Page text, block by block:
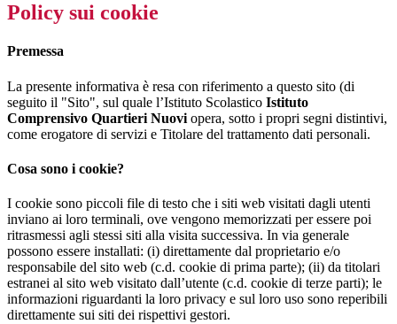
Policy sui cookie
Premessa
La presente informativa è resa con riferimento a questo sito (di
seguito il "Sito", sul quale l’Istituto Scolastico Istituto
Comprensivo Quartieri Nuovi opera, sotto i propri segni distintivi,
come erogatore di servizi e Titolare del trattamento dati personali.
Cosa sono i cookie?
I cookie sono piccoli file di testo che i siti web visitati dagli utenti
inviano ai loro terminali, ove vengono memorizzati per essere poi
ritrasmessi agli stessi siti alla visita successiva. In via generale
possono essere installati: (i) direttamente dal proprietario e/o
responsabile del sito web (c.d. cookie di prima parte); (ii) da titolari
estranei al sito web visitato dall’utente (c.d. cookie di terze parti); le
informazioni riguardanti la loro privacy e sul loro uso sono reperibili
direttamente sui siti dei rispettivi gestori.